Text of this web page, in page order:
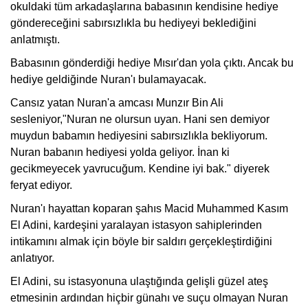
okuldaki tüm arkadaşlarına babasının kendisine hediye
göndereceğini sabırsızlıkla bu hediyeyi beklediğini
anlatmıştı.
Babasının gönderdiği hediye Mısır'dan yola çıktı. Ancak bu
hediye geldiğinde Nuran'ı bulamayacak.
Cansız yatan Nuran'a amcası Munzır Bin Ali
sesleniyor,"Nuran ne olursun uyan. Hani sen demiyor
muydun babamın hediyesini sabırsızlıkla bekliyorum.
Nuran babanın hediyesi yolda geliyor. İnan ki
gecikmeyecek yavrucuğum. Kendine iyi bak." diyerek
feryat ediyor.
Nuran'ı hayattan koparan şahıs Macid Muhammed Kasım
El Adini, kardeşini yaralayan istasyon sahiplerinden
intikamını almak için böyle bir saldırı gerçekleştirdiğini
anlatıyor.
El Adini, su istasyonuna ulaştığında gelişli güzel ateş
etmesinin ardından hiçbir günahı ve suçu olmayan Nuran